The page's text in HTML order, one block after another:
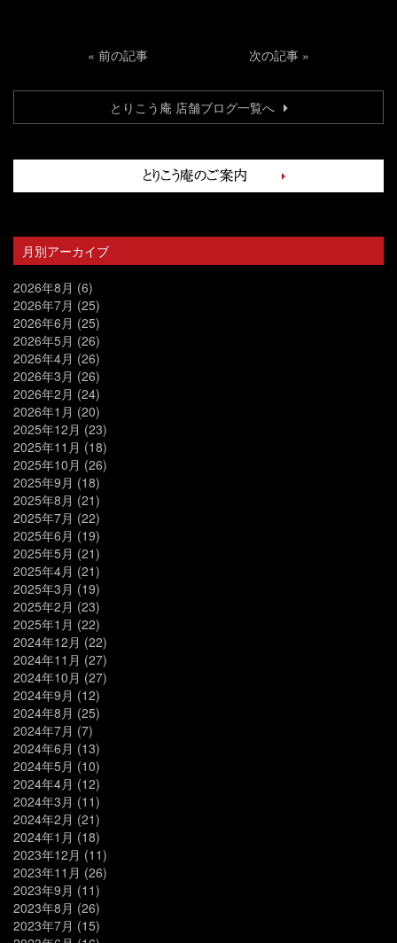
« 前の記事 次の記事 »
とりこう庵 店舗ブログ一覧へ
月別アーカイブ
2026年8月 (6)
2026年7月 (25)
2026年6月 (25)
2026年5月 (26)
2026年4月 (26)
2026年3月 (26)
2026年2月 (24)
2026年1月 (20)
2025年12月 (23)
2025年11月 (18)
2025年10月 (26)
2025年9月 (18)
2025年8月 (21)
2025年7月 (22)
2025年6月 (19)
2025年5月 (21)
2025年4月 (21)
2025年3月 (19)
2025年2月 (23)
2025年1月 (22)
2024年12月 (22)
2024年11月 (27)
2024年10月 (27)
2024年9月 (12)
2024年8月 (25)
2024年7月 (7)
2024年6月 (13)
2024年5月 (10)
2024年4月 (12)
2024年3月 (11)
2024年2月 (21)
2024年1月 (18)
2023年12月 (11)
2023年11月 (26)
2023年9月 (11)
2023年8月 (26)
2023年7月 (15)